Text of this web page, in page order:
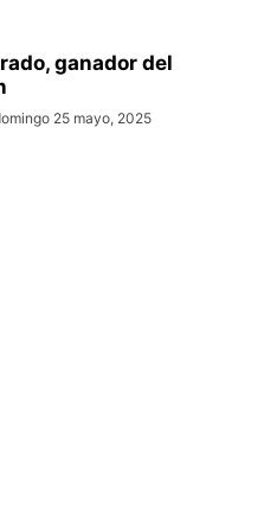
ganador del
25 mayo, 2025